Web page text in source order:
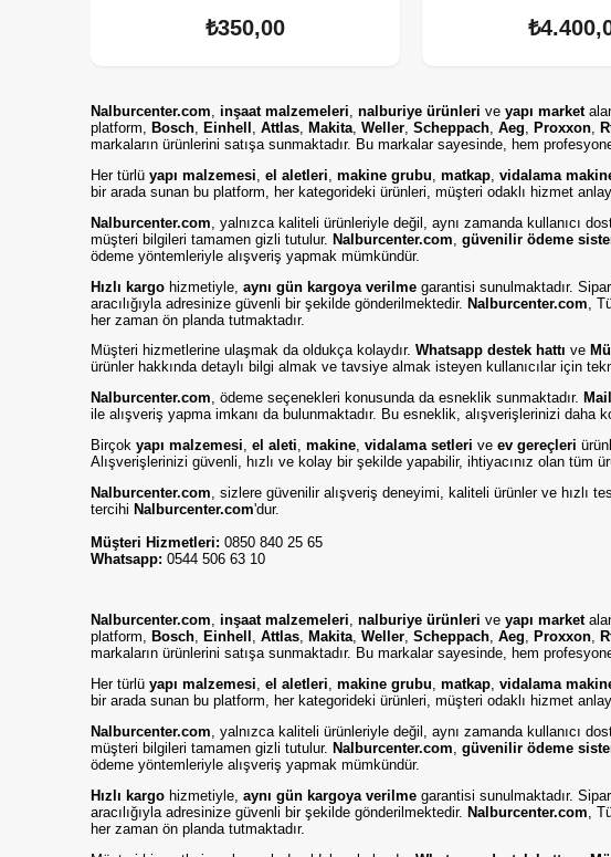
₺350,00
Nalburcenter.com, inşaat malzemeleri, nalburiye ürünleri ve yapı market
platform, Bosch, Einhell , Attlas, Makita, Weller, Scheppach, Aeg, Proxxon,
markaların ürünlerini satışa sunmaktadır. Bu markalar sayesinde, hem
Her türlü yapı malzemesi el aletleri makine grubu matkap vidalama
bir arada sunan bu platform, her kategorideki ürünleri, müşteri odaklı hizmet
Nalburcenter.com , yalnızca kaliteli ürünleriyle değil, aynı zamanda kullanıcı
müşteri bilgileri tamamen gizli tutulur. Nalburcenter.com güvenilir ödeme
ödeme yöntemleriyle alışveriş yapmak mümkündür.
Hızlı kargo hizmetiyle, aynı gün kargoya verilme garantisi sunulmaktadır.
aracılığıyla adresinize güvenli bir şekilde gönderilmektedir. Nalburcenter.com ,
her zaman ön planda tutmaktadır.
Müşteri hizmetlerine ulaşmak da oldukça kolaydır. Whatsapp destek hattı ve
ürünler hakkında detaylı bilgi almak ve tavsiye almak isteyen kullanıcılar için
Nalburcenter.com, ödeme seçenekleri konusunda da esneklik sunmaktadır.
ile alışveriş yapma imkanı da bulunmaktadır. Bu esneklik, alışverişlerinizi daha
Birçok yapı malzemesi el aleti makine vidalama setleri ve ev gereçleri
Alışverişlerinizi güvenli, hızlı ve kolay bir şekilde yapabilir, ihtiyacınız olan tüm
Nalburcenter.com , sizlere güvenilir alışveriş deneyimi, kaliteli ürünler ve hızlı
tercihi Nalburcenter.com'dur.
Müşteri Hizmetleri: 0850 840 25 65
Whatsapp: 0544 506 63 10
Nalburcenter.com, inşaat malzemeleri, nalburiye ürünleri ve yapı market
platform, Bosch, Einhell , Attlas, Makita, Weller, Scheppach, Aeg, Proxxon,
markaların ürünlerini satışa sunmaktadır. Bu markalar sayesinde, hem
Her türlü yapı malzemesi, el aletleri, makine grubu, matkap, vidalama
bir arada sunan bu platform, her kategorideki ürünleri, müşteri odaklı hizmet
Nalburcenter.com , yalnızca kaliteli ürünleriyle değil, aynı zamanda kullanıcı
müşteri bilgileri tamamen gizli tutulur. Nalburcenter.com güvenilir ödeme
ödeme yöntemleriyle alışveriş yapmak mümkündür.
Hızlı kargo hizmetiyle, aynı gün kargoya verilme garantisi sunulmaktadır.
aracılığıyla adresinize güvenli bir şekilde gönderilmektedir. Nalburcenter.com ,
her zaman ön planda tutmaktadır.